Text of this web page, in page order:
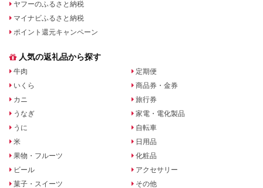
ヤフーのふるさと納税
マイナビふるさと納税
ポイント還元キャンペーン
人気の返礼品から探す
牛肉
いくら
カニ
うなぎ
うに
米
果物・フルーツ
ビール
菓子・スイーツ
定期便
商品券・金券
旅行券
家電・電化製品
自転車
日用品
化粧品
アクセサリー
その他